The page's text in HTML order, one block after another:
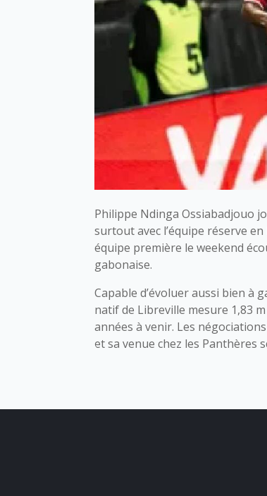
Philippe Ndinga Ossiabadjouo
surtout avec l’équipe réserve
équipe première le weekend
gabonaise.
Capable d’évoluer aussi bien à
natif de Libreville mesure 1,83
années à venir. Les
et sa venue chez les